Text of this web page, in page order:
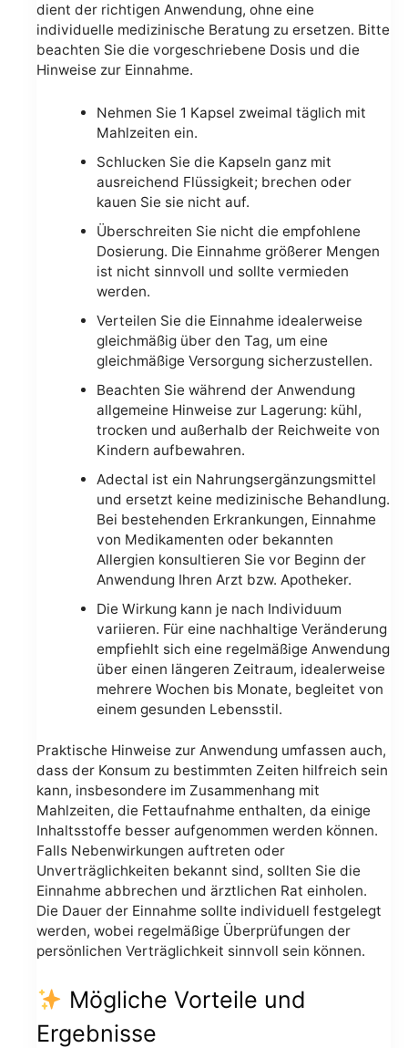
dient der richtigen Anwendung, ohne eine
individuelle medizinische Beratung zu ersetzen. Bitte
beachten Sie die vorgeschriebene Dosis und die
Hinweise zur Einnahme.
Nehmen Sie 1 Kapsel zweimal täglich mit
Mahlzeiten ein.
Schlucken Sie die Kapseln ganz mit
ausreichend Flüssigkeit; brechen oder
kauen Sie sie nicht auf.
Überschreiten Sie nicht die empfohlene
Dosierung. Die Einnahme größerer Mengen
ist nicht sinnvoll und sollte vermieden
werden.
Verteilen Sie die Einnahme idealerweise
gleichmäßig über den Tag, um eine
gleichmäßige Versorgung sicherzustellen.
Beachten Sie während der Anwendung
allgemeine Hinweise zur Lagerung: kühl,
trocken und außerhalb der Reichweite von
Kindern aufbewahren.
Adectal ist ein Nahrungsergänzungsmittel
und ersetzt keine medizinische Behandlung.
Bei bestehenden Erkrankungen, Einnahme
von Medikamenten oder bekannten
Allergien konsultieren Sie vor Beginn der
Anwendung Ihren Arzt bzw. Apotheker.
Die Wirkung kann je nach Individuum
variieren. Für eine nachhaltige Veränderung
empfiehlt sich eine regelmäßige Anwendung
über einen längeren Zeitraum, idealerweise
mehrere Wochen bis Monate, begleitet von
einem gesunden Lebensstil.
Praktische Hinweise zur Anwendung umfassen auch,
dass der Konsum zu bestimmten Zeiten hilfreich sein
kann, insbesondere im Zusammenhang mit
Mahlzeiten, die Fettaufnahme enthalten, da einige
Inhaltsstoffe besser aufgenommen werden können.
Falls Nebenwirkungen auftreten oder
Unverträglichkeiten bekannt sind, sollten Sie die
Einnahme abbrechen und ärztlichen Rat einholen.
Die Dauer der Einnahme sollte individuell festgelegt
werden, wobei regelmäßige Überprüfungen der
persönlichen Verträglichkeit sinnvoll sein können.
Mögliche Vorteile und
Ergebnisse